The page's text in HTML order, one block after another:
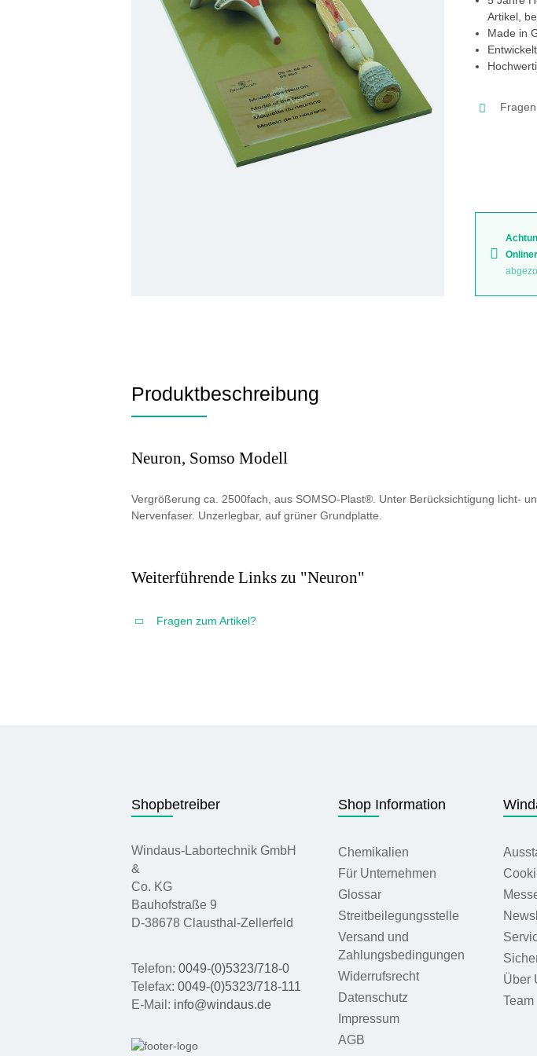
Artikel,
Made in
Produktbeschreibung
Neuron, Somso Modell
Vergrößerung ca. 2500fach, aus SOMSO-Plast®. Unter Berücksichtigung licht-
Nervenfaser. Unzerlegbar, auf grüner Grundplatte.
Weiterführende Links zu "Neuron"
Fragen zum Artikel?
Shopbetreiber
Windaus-Labortechnik GmbH
&
Co. KG
Bauhofstraße 9
D-38678 Clausthal-Zellerfeld
Telefon: 0049-(0)5323/718-0
Telefax: 0049-(0)5323/718-111
E-Mail: info@windaus.de
Shop Information
Chemikalien
Für Unternehmen
Glossar
Streitbeilegungsstelle
Versand und
Zahlungsbedingungen
Widerrufsrecht
Datenschutz
Impressum
AGB
Über
Team